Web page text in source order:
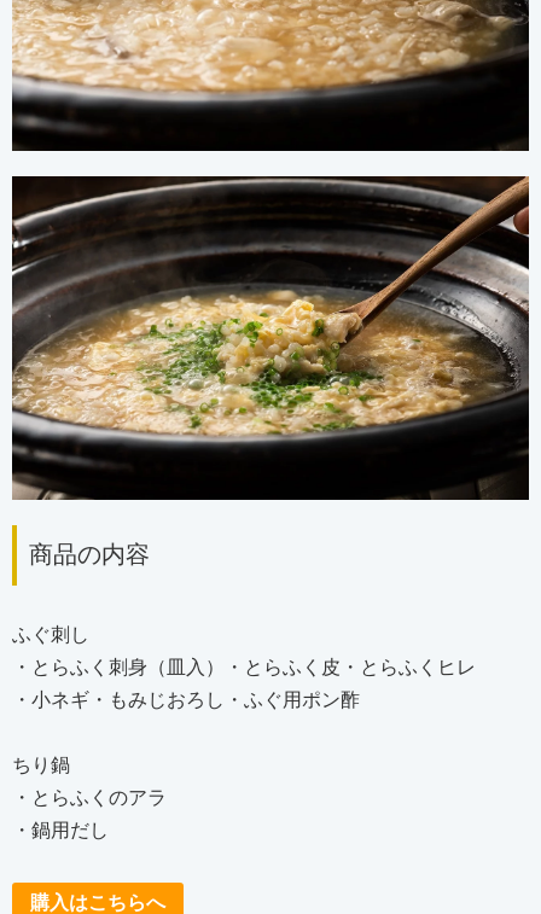
商品の内容
ふぐ刺し
・とらふく刺身（皿入）・とらふく皮・とらふくヒレ
・小ネギ・もみじおろし・ふぐ用ポン酢
ちり鍋
・とらふくのアラ
・鍋用だし
購入はこちらへ